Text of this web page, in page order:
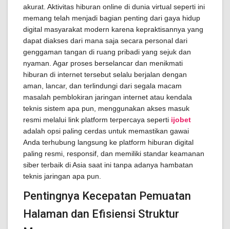
akurat. Aktivitas hiburan online di dunia virtual seperti ini
memang telah menjadi bagian penting dari gaya hidup
digital masyarakat modern karena kepraktisannya yang
dapat diakses dari mana saja secara personal dari
genggaman tangan di ruang pribadi yang sejuk dan
nyaman. Agar proses berselancar dan menikmati
hiburan di internet tersebut selalu berjalan dengan
aman, lancar, dan terlindungi dari segala macam
masalah pemblokiran jaringan internet atau kendala
teknis sistem apa pun, menggunakan akses masuk
resmi melalui link platform terpercaya seperti ijobet
adalah opsi paling cerdas untuk memastikan gawai
Anda terhubung langsung ke platform hiburan digital
paling resmi, responsif, dan memiliki standar keamanan
siber terbaik di Asia saat ini tanpa adanya hambatan
teknis jaringan apa pun.
Pentingnya Kecepatan Pemuatan
Halaman dan Efisiensi Struktur